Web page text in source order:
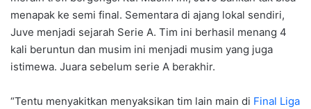
menapak ke semi final. Sementara di ajang lokal sendiri,
Juve menjadi sejarah Serie A. Tim ini berhasil menang 4
kali beruntun dan musim ini menjadi musim yang juga
istimewa. Juara sebelum serie A berakhir.
“Tentu menyakitkan menyaksikan tim lain main di Final Liga